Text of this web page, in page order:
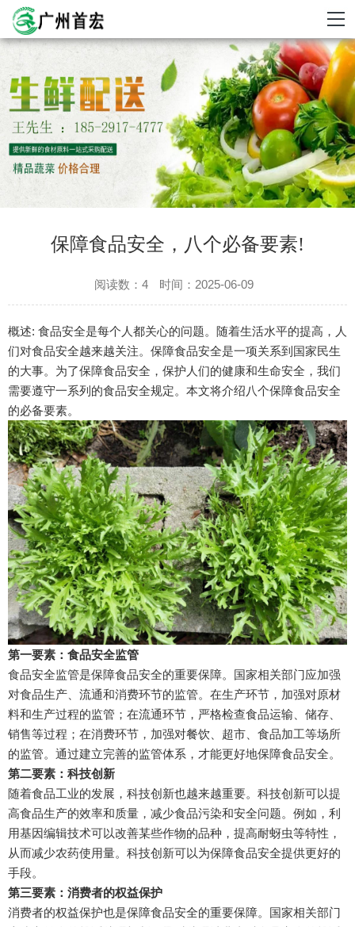
保障食品安全，八个必备要素!
阅读数：4 时间：2025-06-09
概述: 食品安全是每个人都关心的问题。随着生活水平的提高，人
们对食品安全越来越关注。保障食品安全是一项关系到国家民生
的大事。为了保障食品安全，保护人们的健康和生命安全，我们
需要遵守一系列的食品安全规定。本文将介绍八个保障食品安全
的必备要素。
第一要素：食品安全监管
食品安全监管是保障食品安全的重要保障。国家相关部门应加强
对食品生产、流通和消费环节的监管。在生产环节，加强对原材
料和生产过程的监管；在流通环节，严格检查食品运输、储存、
销售等过程；在消费环节，加强对餐饮、超市、食品加工等场所
的监管。通过建立完善的监管体系，才能更好地保障食品安全。
第二要素：科技创新
随着食品工业的发展，科技创新也越来越重要。科技创新可以提
高食品生产的效率和质量，减少食品污染和安全问题。例如，利
用基因编辑技术可以改善某些作物的品种，提高耐蚜虫等特性，
从而减少农药使用量。科技创新可以为保障食品安全提供更好的
手段。
第三要素：消费者的权益保护
消费者的权益保护也是保障食品安全的重要保障。国家相关部门